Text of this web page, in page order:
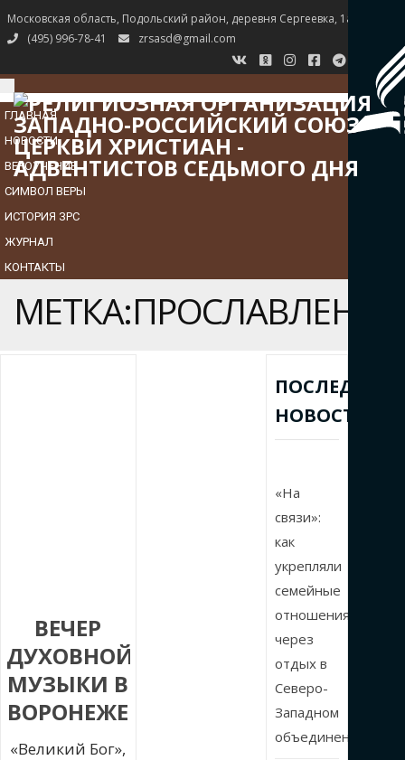
Московская область, Подольский район, деревня Сергеевка, 1а
(495) 996-78-41
zrsasd@gmail.com
TOGGLE
NAVIGATION
ГЛАВНАЯ
НОВОСТИ
ВЕРОУЧЕНИЕ
СИМВОЛ ВЕРЫ
ИСТОРИЯ ЗРС
ЖУРНАЛ
КОНТАКТЫ
МЕТКА:ПРОСЛАВЛЕНИЕ
ВЕЧЕР
ДУХОВНОЙ
МУЗЫКИ В
ВОРОНЕЖЕ
«Великий Бог»,
ПОСЛЕДНИЕ
НОВОСТИ
«На
связи»:
как
укрепляли
семейные
отношения
через
отдых в
Северо-
Западном
объединении